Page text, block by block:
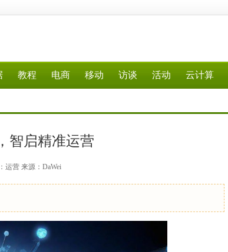
教程 电商 移动 访谈 活动 云计算
智启精准运营
运营 来源：DaWei